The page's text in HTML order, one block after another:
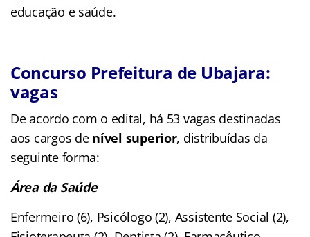
educação e saúde.
Concurso Prefeitura de Ubajara:
vagas
De acordo com o edital, há 53 vagas destinadas
aos cargos de nível superior, distribuídas da
seguinte forma:
Área da Saúde
Enfermeiro (6), Psicólogo (2), Assistente Social (2),